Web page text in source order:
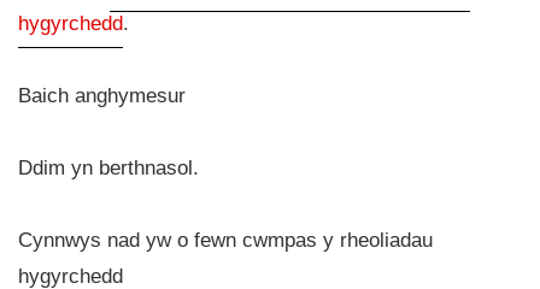
hygyrchedd.
Baich anghymesur
Ddim yn berthnasol.
Cynnwys nad yw o fewn cwmpas y rheoliadau
hygyrchedd